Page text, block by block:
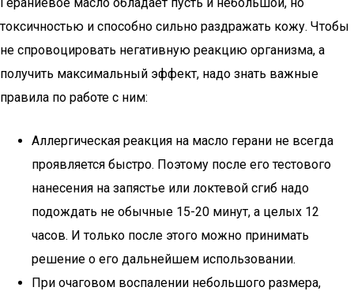
токсичностью и способно сильно раздражать кожу. Чтобы
не спровоцировать негативную реакцию организма, а
получить максимальный эффект, надо знать важные
правила по работе с ним:
Аллергическая реакция на масло герани не всегда
проявляется быстро. Поэтому после его тестового
нанесения на запястье или локтевой сгиб надо
подождать не обычные 15-20 минут, а целых 12
часов. И только после этого можно принимать
решение о его дальнейшем использовании.
При очаговом воспалении небольшого размера,